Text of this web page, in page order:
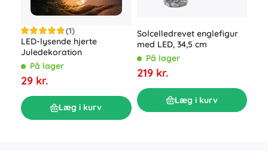
(1)
LED-lysende hjerte
Juledekoration
På lager
29 kr.
Læg i kurv
Solcelledrevet englefigur
med LED, 34,5 cm
På lager
219 kr.
Læg i kurv